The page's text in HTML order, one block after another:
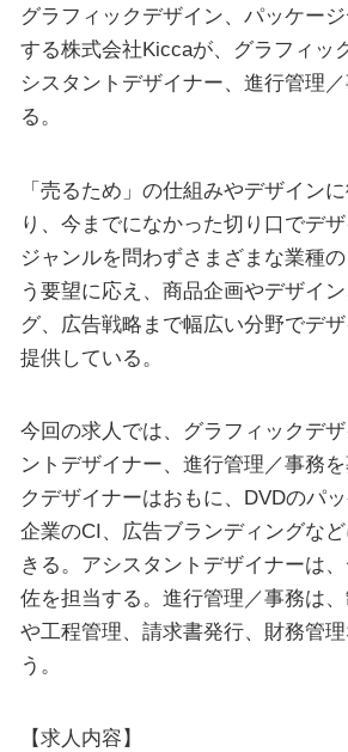
グラフィックデザイン、パッケー
する株式会社Kiccaが、グラフィッ
シスタントデザイナー、進行管理
る。
「売るため」の仕組みやデザイン
り、今までになかった切り口でデザ
ジャンルを問わずさまざまな業種
う要望に応え、商品企画やデザイ
グ、広告戦略まで幅広い分野でデ
提供している。
今回の求人では、グラフィックデ
ントデザイナー、進行管理／事務
クデザイナーはおもに、DVDのパ
企業のCI、広告ブランディングな
きる。アシスタントデザイナーは
佐を担当する。進行管理／事務は
や工程管理、請求書発行、財務管
う。
【求人内容】